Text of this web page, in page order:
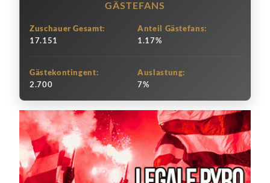
GÄSTEFANS
Zuschauer Gesamt:
17.151
Anteil Gästefans:
1.17%
Gästekontingent:
2.700
Auslastung:
7%